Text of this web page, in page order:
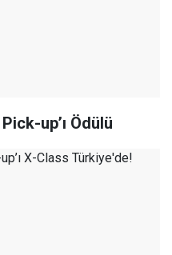
up’ı Ödülü